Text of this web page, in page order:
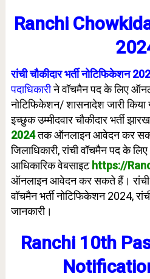
Ranchi
रांची चौकीदार भर्ती नोटिफिकेशन
पदाधिकारीने वॉचमैन पद के लिए
नोटिफिकेशन/ शासनादेश जारी किया
इच्छुक उम्मीदवार चौकीदार भर्ती
2024तक ऑनलाइन आवेदन कर
जिलाधिकारी, रांची वॉचमैन पद के
आधिकारिक वेबसाइट https://
ऑनलाइन आवेदन कर सकते हैं। रांची
वॉचमैन भर्ती नोटिफिकेशन 2024, रांची
जानकारी।
Ranchi 10th